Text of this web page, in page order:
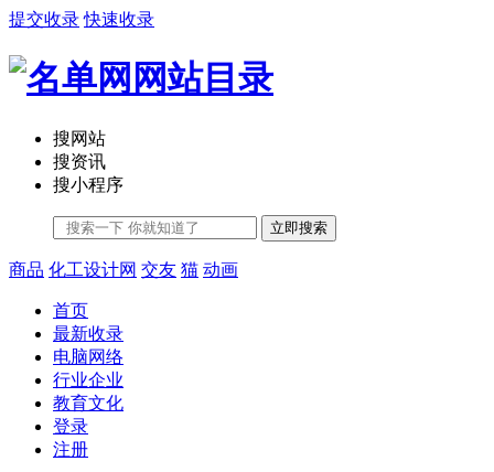
提交收录 快速收录
搜网站
搜资讯
搜小程序
立即搜索
商品 化工设计网 交友 猫 动画
首页
最新收录
电脑网络
行业企业
教育文化
登录
注册